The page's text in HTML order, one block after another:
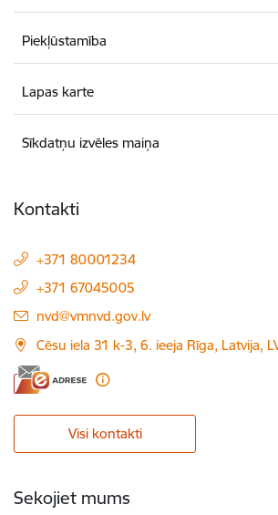
Piekļūstamība
Lapas karte
Sīkdatņu izvēles maiņa
Kontakti
+371 80001234
+371 67045005
E-pasts:
nvd@vmnvd.gov.lv
Cēsu iela 31 k-3, 6. ieeja Rīga, Latvija,
Visi kontakti
Sekojiet mums